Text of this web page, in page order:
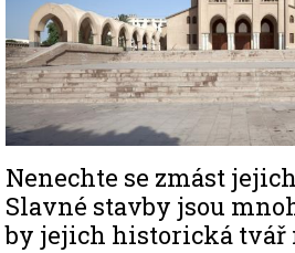
Nenechte se zmást
Slavné stavby jsou
by jejich historická tvář